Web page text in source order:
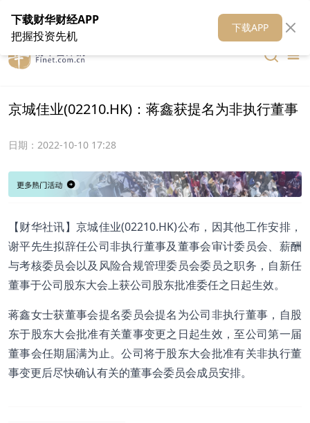
在线客服 关于我们 财华媒体矩阵 财华智库
京城佳业(02210.HK)：蒋鑫获提名为非执行董事
日期： 2022-10-10 17:28
【财华社讯】京城佳业(02210.HK)公布，因其他工作安排，
谢平先生拟辞任公司非执行董事及董事会审计委员会、薪酬
与考核委员会以及风险合规管理委员会委员之职务，自新任
董事于公司股东大会上获公司股东批准委任之日起生效。
蒋鑫女士获董事会提名委员会提名为公司非执行董事，自股
东于股东大会批准有关董事变更之日起生效，至公司第一届
董事会任期届满为止。公司将于股东大会批准有关非执行董
事变更后尽快确认有关的董事会委员会成员安排。
下载财华财经APP
把握投资先机
下载APP